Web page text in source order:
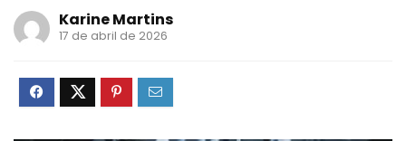
Karine Martins
17 de abril de 2026